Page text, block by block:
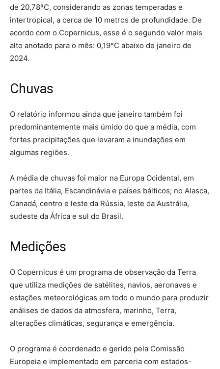
de 20,78ºC, considerando as zonas temperadas e
intertropical, a cerca de 10 metros de profundidade. De
acordo com o Copernicus, esse é o segundo valor mais
alto anotado para o mês: 0,19°C abaixo de janeiro de
2024.
Chuvas
O relatório informou ainda que janeiro também foi
predominantemente mais úmido do que a média, com
fortes precipitações que levaram a inundações em
algumas regiões.
A média de chuvas foi maior na Europa Ocidental, em
partes da Itália, Escandinávia e países bálticos; no Alasca,
Canadá, centro e leste da Rússia, leste da Austrália,
sudeste da África e sul do Brasil.
Medições
O Copernicus é um programa de observação da Terra
que utiliza medições de satélites, navios, aeronaves e
estações meteorológicas em todo o mundo para produzir
análises de dados da atmosfera, marinho, Terra,
alterações climáticas, segurança e emergência.
O programa é coordenado e gerido pela Comissão
Europeia e implementado em parceria com estados-